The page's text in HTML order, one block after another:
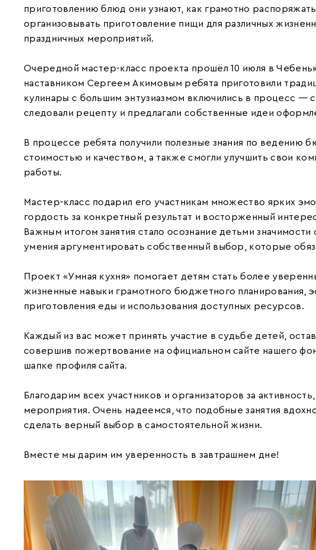
приготовлению блюд они узнают, как грамотно
организовывать приготовление пищи для различных
праздничных мероприятий.
Очередной мастер-класс проекта прошёл 10 июля в
наставником Сергеем Акимовым ребята приготовили
кулинары с большим энтузиазмом включились в процесс —
следовали рецепту и предлагали собственные идеи
В процессе ребята получили полезные знания по ведению
стоимостью и качеством, а также смогли улучшить свои
работы.
Мастер-класс подарил его участникам множество ярких
гордость за конкретный результат и восторженный
Важным итогом занятия стало осознание детьми
умения аргументировать собственный выбор, которые
Проект «Умная кухня» помогает детям стать более
жизненные навыки грамотного бюджетного планирования,
приготовления еды и использования доступных ресурсов.
Каждый из вас может принять участие в судьбе детей,
совершив пожертвование на официальном сайте нашего
шапке профиля сайта.
Благодарим всех участников и организаторов за
мероприятия. Очень надеемся, что подобные занятия
сделать верный выбор в самостоятельной жизни.
Вместе мы дарим им уверенность в завтрашнем дне!